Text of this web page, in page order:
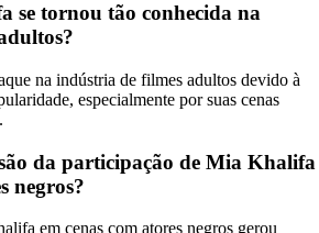
se tornou tão conhecida na
na indústria de filmes adultos devido à
especialmente por suas cenas
da participação de Mia Khalifa
negros?
em cenas com atores negros gerou